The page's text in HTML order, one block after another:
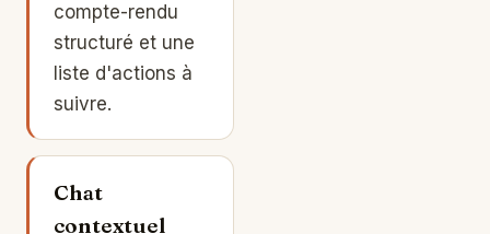
compte-rendu
structuré et une
liste d'actions à
suivre.
Chat
contextuel